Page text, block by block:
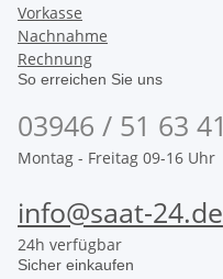
Vorkasse
Nachnahme
Rechnung
So erreichen Sie uns
03946 / 51 63 41
Montag - Freitag 09-16 Uhr
info@saat-24.de
24h verfügbar
Sicher einkaufen